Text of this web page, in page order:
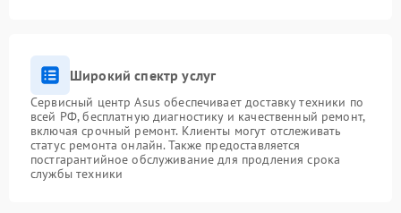
Широкий спектр услуг
Сервисный центр Asus обеспечивает доставку техники по
всей РФ, бесплатную диагностику и качественный ремонт,
включая срочный ремонт. Клиенты могут отслеживать
статус ремонта онлайн. Также предоставляется
постгарантийное обслуживание для продления срока
службы техники